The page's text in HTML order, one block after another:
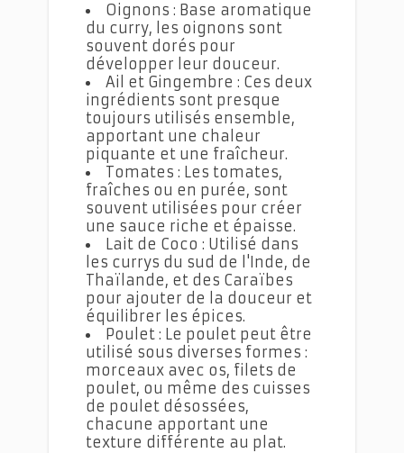
Oignons : Base aromatique
du curry, les oignons sont
souvent dorés pour
développer leur douceur.
Ail et Gingembre : Ces deux
ingrédients sont presque
toujours utilisés ensemble,
apportant une chaleur
piquante et une fraîcheur.
Tomates : Les tomates,
fraîches ou en purée, sont
souvent utilisées pour créer
une sauce riche et épaisse.
Lait de Coco : Utilisé dans
les currys du sud de l'Inde, de
Thaïlande, et des Caraïbes
pour ajouter de la douceur et
équilibrer les épices.
Poulet : Le poulet peut être
utilisé sous diverses formes :
morceaux avec os, filets de
poulet, ou même des cuisses
de poulet désossées,
chacune apportant une
texture différente au plat.